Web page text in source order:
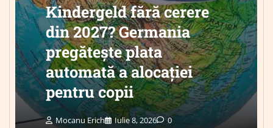
Kindergeld fără cerere
din 2027? Germania
pregătește plata
automată a alocației
pentru copii
Mocanu Erich Iulie 8, 2026 0